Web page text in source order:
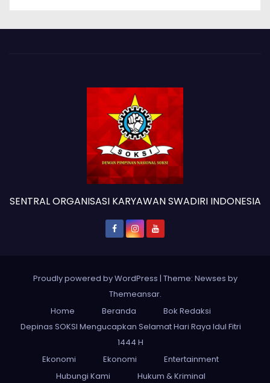
SENTRAL ORGANISASI KARYAWAN SWADIRI INDONESIA
Proudly powered by WordPress | Theme: Newses by
Themeansar.
Home
Beranda
Bok Redaksi
Depinas SOKSI Mengucapkan Selamat Hari Raya Idul Fitri
1444 H
Ekonomi
Ekonomi
Entertainment
Hubungi Kami
Hukum & Kriminal